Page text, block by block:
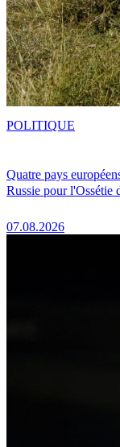
Quatre pays
Russie pour l'Ossétie
07.08.2026
POLITIQUE